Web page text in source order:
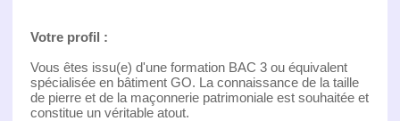
Votre profil :
Vous êtes issu(e) d'une formation BAC 3 ou équivalent
spécialisée en bâtiment GO. La connaissance de la taille
de pierre et de la maçonnerie patrimoniale est souhaitée et
constitue un véritable atout.